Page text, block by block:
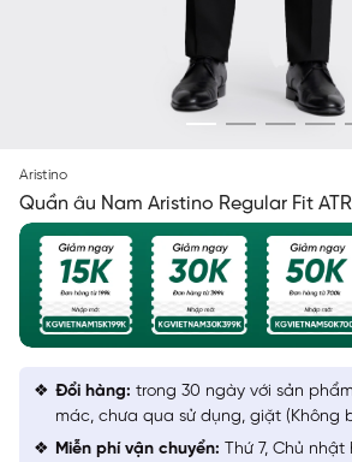
Aristino
Quần âu Nam Aristino Regular Fit
Đổi hàng: trong 30 ngày với sản
mác, chưa qua sử dụng, giặt (Không
Miễn phí vận chuyển: Thứ 7, Chủ